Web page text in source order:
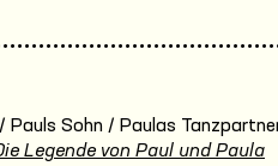
Sohn / Paulas
Legende von Paul und Paula